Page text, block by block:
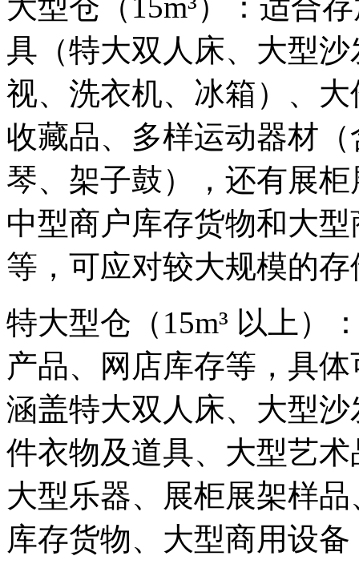
具（特大双人床、大型
视、洗衣机、冰箱）、
收藏品、多样运动器材
琴、架子鼓），还有展
中型商户库存货物和大
等，可应对较大规模的
特大型仓（15m³ 以上）
产品、网店库存等，具
涵盖特大双人床、大型
件衣物及道具、大型艺
大型乐器、展柜展架样
库存货物、大型商用设